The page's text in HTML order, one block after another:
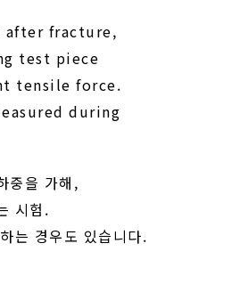
after fracture,
test piece
tensile force.
during
중을 가해,
시험.
는 경우도 있습니다.